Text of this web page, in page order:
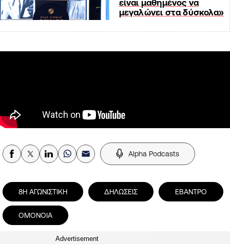
είναι μαθημένος να
μεγαλώνει στα δύσκολα»
Alpha Podcasts
8Η ΑΓΩΝΙΣΤΙΚΗ ΔΗΛΩΣΕΙΣ ΕΒΑΝΤΡΟ
ΟΜΟΝΟΙΑ
Advertisement